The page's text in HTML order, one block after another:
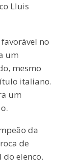
Lluis
no
um
mesmo
italiano.
um
da
de
elenco.